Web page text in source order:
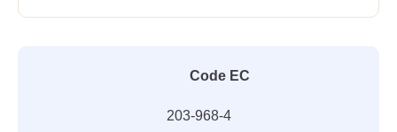
Code EC
203-968-4